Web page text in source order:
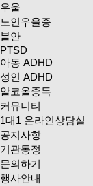
우울
노인우울증
불안
PTSD
아동 ADHD
성인 ADHD
알코올중독
커뮤니티
1대1 온라인상담실
공지사항
기관동정
문의하기
행사안내